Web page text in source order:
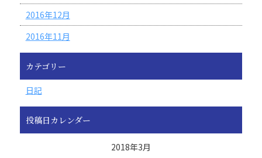
2016年12月
2016年11月
カテゴリー
日記
投稿日カレンダー
2018年3月